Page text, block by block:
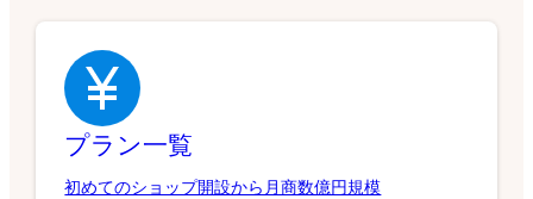
プラン一覧
初めてのショップ開設から月商数億円規模